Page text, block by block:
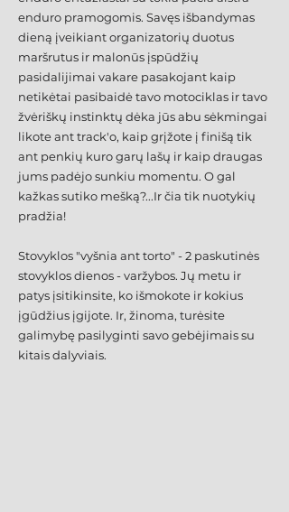
enduro pramogomis. Savęs išbandymas
dieną įveikiant organizatorių duotus
maršrutus ir malonūs įspūdžių
pasidalijimai vakare pasakojant kaip
netikėtai pasibaidė tavo motociklas ir tavo
žvėriškų instinktų dėka jūs abu sėkmingai
likote ant track'o, kaip grįžote į finišą tik
ant penkių kuro garų lašų ir kaip draugas
jums padėjo sunkiu momentu. O gal
kažkas sutiko mešką?...Ir čia tik nuotykių
pradžia!
Stovyklos "vyšnia ant torto" - 2 paskutinės
stovyklos dienos - varžybos. Jų metu ir
patys įsitikinsite, ko išmokote ir kokius
įgūdžius įgijote. Ir, žinoma, turėsite
galimybę pasilyginti savo gebėjimais su
kitais dalyviais.